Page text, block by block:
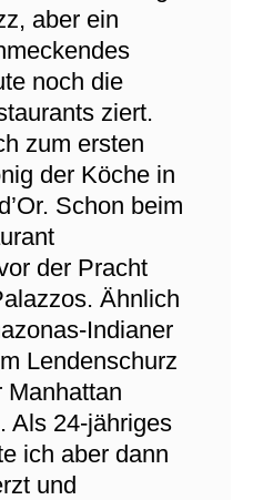
aber ein
noch die
ziert.
zum ersten
der Köche in
Schon beim
der Pracht
Ähnlich
Indianer
Lendenschurz
Manhattan
Als 24-jähriges
ich aber dann
und